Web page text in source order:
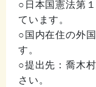
○日本国憲法第
ています。
○国内在住の外
す。
○提出先：喬木
さい。